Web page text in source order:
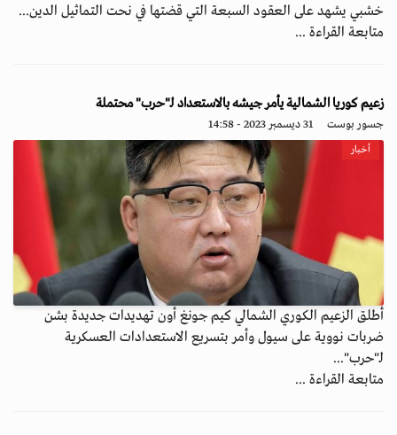
خشبي يشهد على العقود السبعة التي قضتها في نحت التماثيل الدين...
متابعة القراءة ...
زعيم كوريا الشمالية يأمر جيشه بالاستعداد لـ"حرب" محتملة
جسور بوست 31 ديسمبر 2023 - 14:58
أخبار
أطلق الزعيم الكوري الشمالي كيم جونغ أون تهديدات جديدة بشن
ضربات نووية على سيول وأمر بتسريع الاستعدادات العسكرية
لـ"حرب"...
متابعة القراءة ...